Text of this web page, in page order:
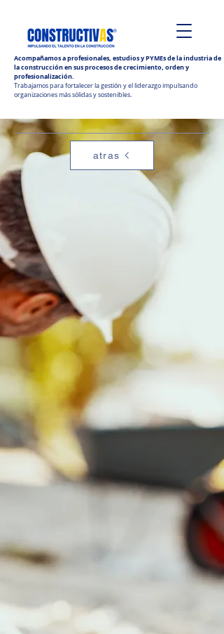
Acompañamos a profesionales, estudios y PYMEs de la industria de
la construcción en sus procesos de crecimiento, orden y
profesionalización.
Trabajamos para fortalecer la gestión y el liderazgo impulsando
organizaciones más sólidas y sostenibles.
atras